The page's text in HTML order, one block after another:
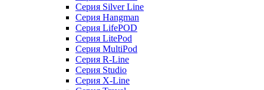
Серия Silver Line
Серия Hangman
Серия LifePOD
Серия LitePod
Серия MultiPod
Серия R-Line
Серия Studio
Серия X-Line